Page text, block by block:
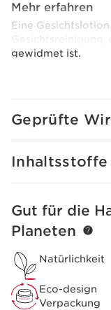
Mehr erfahren
Eine
Gesichtsreinigung,
gewidmet ist.
Mit Extrakten aus
marines Präbiom
Erfrischende,
Innovation
Clarins
MIt Polyphenolen
unterstützt er
Hautmikrobiota zu
Das Clarins Plus
Leichte,
Geprüfte
Inhaltsstoffe
WEITER ZUM
Gut für die
Planeten
Natürlichkeit
Eco-design
Verpackung